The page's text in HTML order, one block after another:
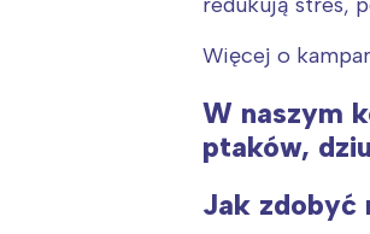
Więcej o
W naszym
ptaków,
Jak zdobyć